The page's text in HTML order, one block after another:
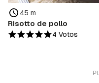
45 m
Risotto de pollo
4 Votos